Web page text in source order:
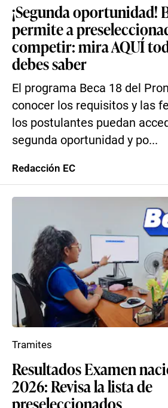
¡Segunda oportunidad!
permite a
competir: mira AQUÍ
debes saber
El programa Beca 18 del
conocer los requisitos y las
los postulantes puedan
segunda oportunidad y po...
Redacción EC
Resultados Examen
2026: Revisa la lista de
preseleccionados
Tramites